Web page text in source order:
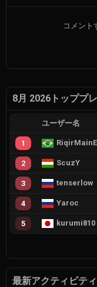
コメント
8月 2026トッププ
ユーザー名
1
2 ScuzY
3 tenserlow
4 Yaroc
5 kurumi810
最新アクティビティ